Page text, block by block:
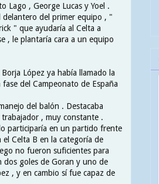
Lago , George Lucas y Yoel .
delantero del primer equipo , "
" que ayudaría al Celta a
, le plantaría cara a un equipo
López ya había llamado la
del Campeonato de España
del balón . Destacaba
, muy constante .
participaría en un partido frente
Celta B en la categoría de
no fueron suficientes para
dos goles de Goran y uno de
, y en cambio sí fue capaz de